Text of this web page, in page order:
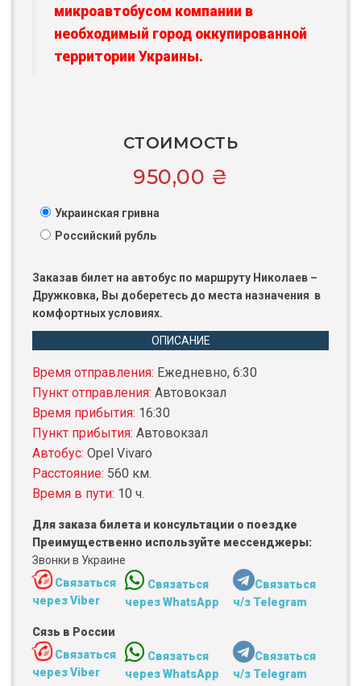
микроавтобусом компании в
необходимый город оккупированной
территории Украины.
СТОИМОСТЬ
950,00 ₴
Украинская гривна
Российский рубль
Заказав билет на автобус по маршруту Николаев –
Дружковка, Вы доберетесь до места назначения в
комфортных условиях.
ОПИСАНИЕ
Время отправления: Ежедневно, 6:30
Пункт отправления: Автовокзал
Время прибытия: 16:30
Пункт прибытия: Автовокзал
Автобус: Opel Vivaro
Расстояние: 560 км.
Время в пути: 10 ч.
Для заказа билета и консультации о поездке
Преимущественно используйте мессенджеры:
Звонки в Украине
Связаться
через Viber
Связаться
через WhatsApp
Связаться
ч/з Telegram
Сязь в России
Связаться
через Viber
Связаться
через WhatsApp
Связаться
ч/з Telegram